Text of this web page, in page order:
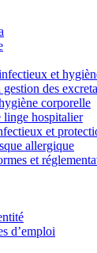
et
gestion des excreta
corporelle
linge hospitalier
et
allergique
et
d’emploi